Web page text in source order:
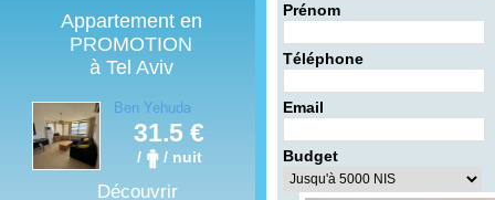
Appartement en
PROMOTION
à Tel Aviv
Ben Yehuda
Beach
31.5 €
/ / nuit
Découvrir
Prénom
Téléphone
Email
Budget